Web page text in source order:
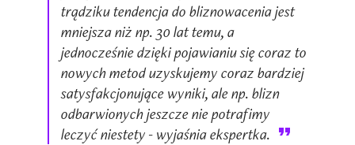
trądziku tendencja do bliznowacenia jest
mniejsza niż np. 30 lat temu, a
jednocześnie dzięki pojawianiu się coraz to
nowych metod uzyskujemy coraz bardziej
satysfakcjonujące wyniki, ale np. blizn
odbarwionych jeszcze nie potrafimy
leczyć niestety - wyjaśnia ekspertka.